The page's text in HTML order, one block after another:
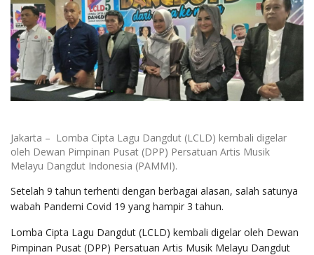
Jakarta – Lomba Cipta Lagu Dangdut (LCLD) kembali digelar
oleh Dewan Pimpinan Pusat (DPP) Persatuan Artis Musik
Melayu Dangdut Indonesia (PAMMI).
Setelah 9 tahun terhenti dengan berbagai alasan, salah satunya
wabah Pandemi Covid 19 yang hampir 3 tahun.
Lomba Cipta Lagu Dangdut (LCLD) kembali digelar oleh Dewan
Pimpinan Pusat (DPP) Persatuan Artis Musik Melayu Dangdut